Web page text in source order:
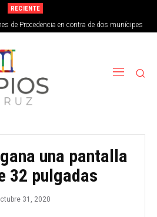
RECIENTE
de Procedencia en contra de dos munícipes
una pantalla
32 pulgadas
31, 2020